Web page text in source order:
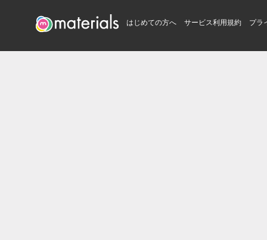
はじめての方へ サービス利用規約 プラ